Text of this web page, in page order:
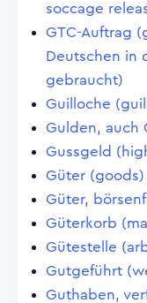
soccage
GTC-Auftrag
Deutschen in
gebraucht)
Guilloche
Gulden, auch
Gussgeld
Güter (goods)
Güter,
Güterkorb
Gütestelle
Gutgeführt
Guthaben,